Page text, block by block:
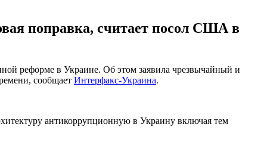
поправка, считает посол США в
реформе в Украине. Об этом заявила чрезвычайный и
сообщает Интерфакс-Украина.
антикоррупционную в Украину включая тем